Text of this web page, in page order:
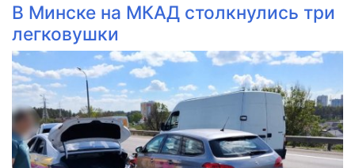
В Минске на МКАД столкнулись три
легковушки